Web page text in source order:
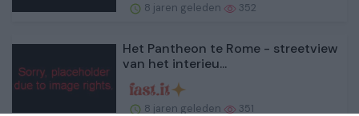
8 jaren geleden 352
Het Pantheon te Rome - streetview
van het interieu...
8 jaren geleden 351